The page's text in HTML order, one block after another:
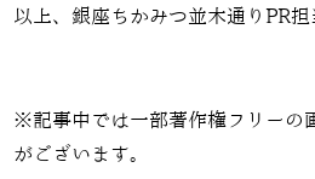
以上、銀座ちかみつ並木通りPR担
※記事中では一部著作権フリーの
がございます。